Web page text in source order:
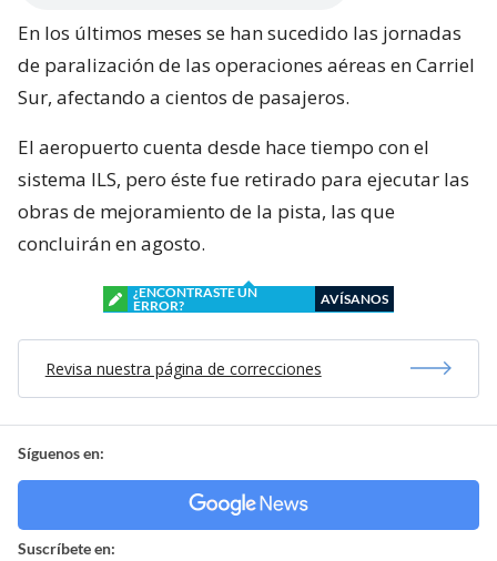
En los últimos meses se han sucedido las jornadas
de paralización de las operaciones aéreas en Carriel
Sur, afectando a cientos de pasajeros.
El aeropuerto cuenta desde hace tiempo con el
sistema ILS, pero éste fue retirado para ejecutar las
obras de mejoramiento de la pista, las que
concluirán en agosto.
¿ENCONTRASTE UN
ERROR?
AVÍSANOS
Revisa nuestra página de correcciones
Síguenos en:
Suscríbete en: